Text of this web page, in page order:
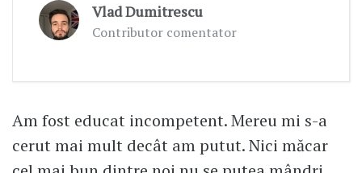
Vlad Dumitrescu
Contributor comentator
Am fost educat incompetent. Mereu mi s-a
cerut mai mult decât am putut. Nici măcar